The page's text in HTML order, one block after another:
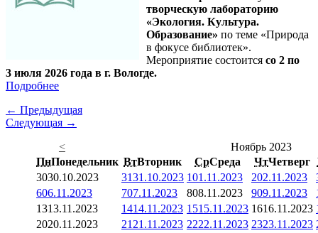
творческую лабораторию
«Экология. Культура.
Образование» по теме «Природа
в фокусе библиотек».
Мероприятие состоится со 2 по
3 июля 2026 года в г. Вологде.
Подробнее
← Предыдущая
Следующая →
<
Ноябрь 2023
ПнПонедельник ВтВторник СрСреда ЧтЧетверг
3030.10.2023 3131.10.2023 101.11.2023 202.11.2023
606.11.2023 707.11.2023 808.11.2023 909.11.2023
1313.11.2023 1414.11.2023 1515.11.2023 1616.11.2023
2020.11.2023 21 21.11.2023 2222.11.2023 2323.11.2023